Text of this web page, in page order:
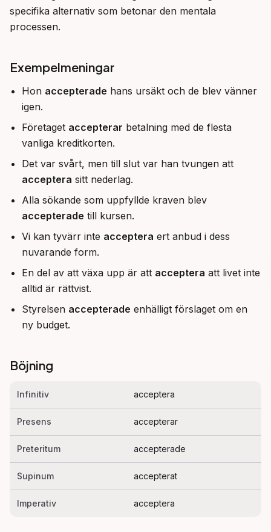
specifika alternativ som betonar den mentala
processen.
Exempelmeningar
Hon accepterade hans ursäkt och de blev vänner
igen.
Företaget accepterar betalning med de flesta
vanliga kreditkorten.
Det var svårt, men till slut var han tvungen att
acceptera sitt nederlag.
Alla sökande som uppfyllde kraven blev
accepterade till kursen.
Vi kan tyvärr inte acceptera ert anbud i dess
nuvarande form.
En del av att växa upp är att acceptera att livet inte
alltid är rättvist.
Styrelsen accepterade enhälligt förslaget om en
ny budget.
Böjning
Infinitiv acceptera
Presens accepterar
Preteritum accepterade
Supinum accepterat
Imperativ acceptera